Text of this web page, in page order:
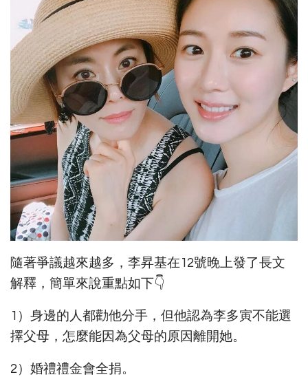
隨著爭議越來越多，李昇基在12號晚上發了長文
解釋，簡單來說重點如下👇
1）身邊的人都勸他分手，但他認為李多寅不能選
擇父母，怎麼能因為父母的原因離開她。
2）婚禮禮金會全捐。